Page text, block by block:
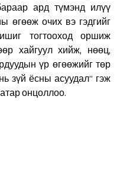
ард түмэнд илүү
өгөөж очих вэ гэдгийг
тогтооход оршиж
хайгуул хийж, нөөц,
үр өгөөжийг төр
зүй ёсны асуудал” гэж
онцоллоо.